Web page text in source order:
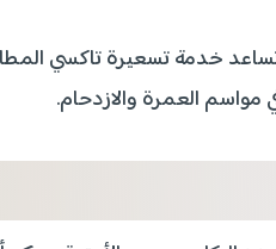
خدمة تسعيرة تاكسي
العمرة والازدحام.